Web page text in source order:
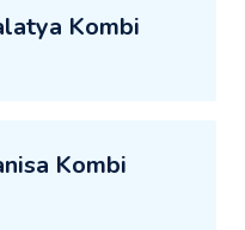
Kombi
Kombi